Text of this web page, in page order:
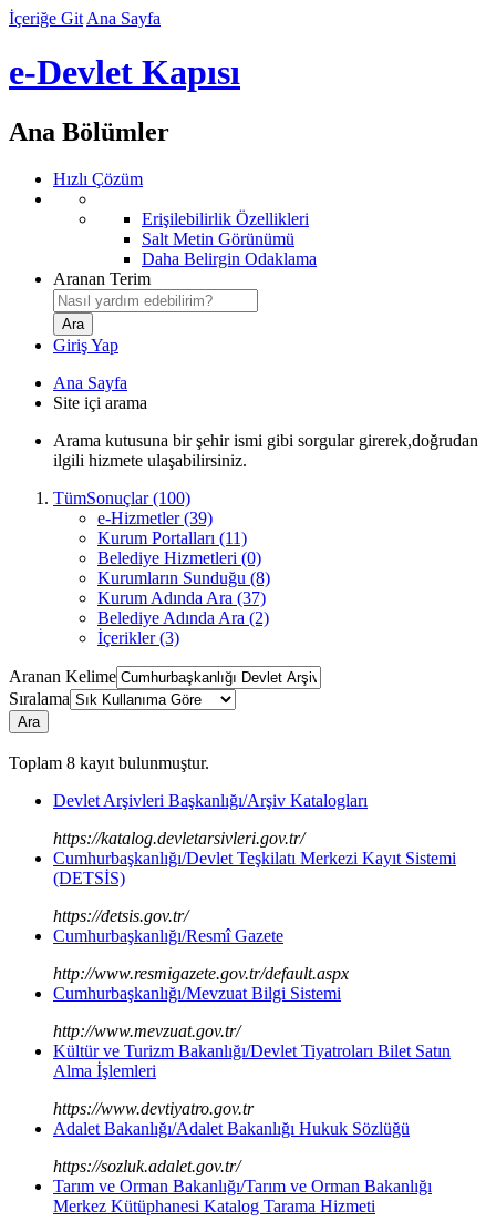
İçeriğe Git Ana Sayfa
e-Devlet Kapısı
Ana Bölümler
Hızlı Çözüm
Erişilebilirlik Özellikleri
Salt Metin Görünümü
Daha Belirgin Odaklama
Aranan Terim
Giriş Yap
Ana Sayfa
Site içi arama
Arama kutusuna bir şehir ismi gibi sorgular girerek,doğrudan
ilgili hizmete ulaşabilirsiniz.
TümSonuçlar (100)
e-Hizmetler (39)
Kurum Portalları (11)
Belediye Hizmetleri (0)
Kurumların Sunduğu (8)
Kurum Adında Ara (37)
Belediye Adında Ara (2)
İçerikler (3)
Aranan Kelime
Sıralama
Ara
Toplam 8 kayıt bulunmuştur.
Devlet Arşivleri Başkanlığı/Arşiv Katalogları
https://katalog.devletarsivleri.gov.tr/
Cumhurbaşkanlığı/Devlet Teşkilatı Merkezi Kayıt Sistemi
(DETSİS)
https://detsis.gov.tr/
Cumhurbaşkanlığı/Resmî Gazete
http://www.resmigazete.gov.tr/default.aspx
Cumhurbaşkanlığı/Mevzuat Bilgi Sistemi
http://www.mevzuat.gov.tr/
Kültür ve Turizm Bakanlığı/Devlet Tiyatroları Bilet Satın
Alma İşlemleri
https://www.devtiyatro.gov.tr
Adalet Bakanlığı/Adalet Bakanlığı Hukuk Sözlüğü
https://sozluk.adalet.gov.tr/
Tarım ve Orman Bakanlığı/Tarım ve Orman Bakanlığı
Merkez Kütüphanesi Katalog Tarama Hizmeti